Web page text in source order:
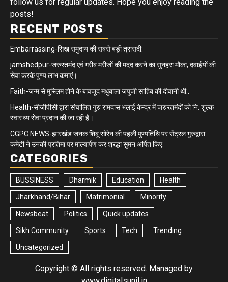
posts!
RECENT POSTS
Embarrassing-सिख समुदाय की सबसे बड़ी त्रासदी.
jamshedpur-जरुरतमंद एवं गरीब मरीजों की मदद करने का सुनहरा मौका, दवाईयों की
सेवा करके पुण्य लाभ कमाएं।
Faith-जन्म से मुस्लिम होने के बावजूद मधुबाला जपुजी साहिब की दीवानी थी..
Health-सीजीपीसी द्वारा संचालित गुरु रामदास भलाई केन्द्र में जरुरतमंदों को नि: शुल्क
स्वास्थ्य सेवा प्रदान की जा रही है।
CGPC NEWS-झारखंड जनक शिबू सोरेन की पहली पुण्यतिथि पर सेंट्रल गुरुद्वारा
कमेटी ने उनकी प्रतिमा पर माल्यार्पण कर श्रद्धा सुमन अर्पित किए.
CATEGORIES
BUSSINESS Dharmik Education Health
Jharkhand/Bihar Matrimonial Minority
Newsbeat Politics Quick updates
Sikh Community Sports Tech Trending
Uncategorized
Copyright © All rights reserved. Managed by